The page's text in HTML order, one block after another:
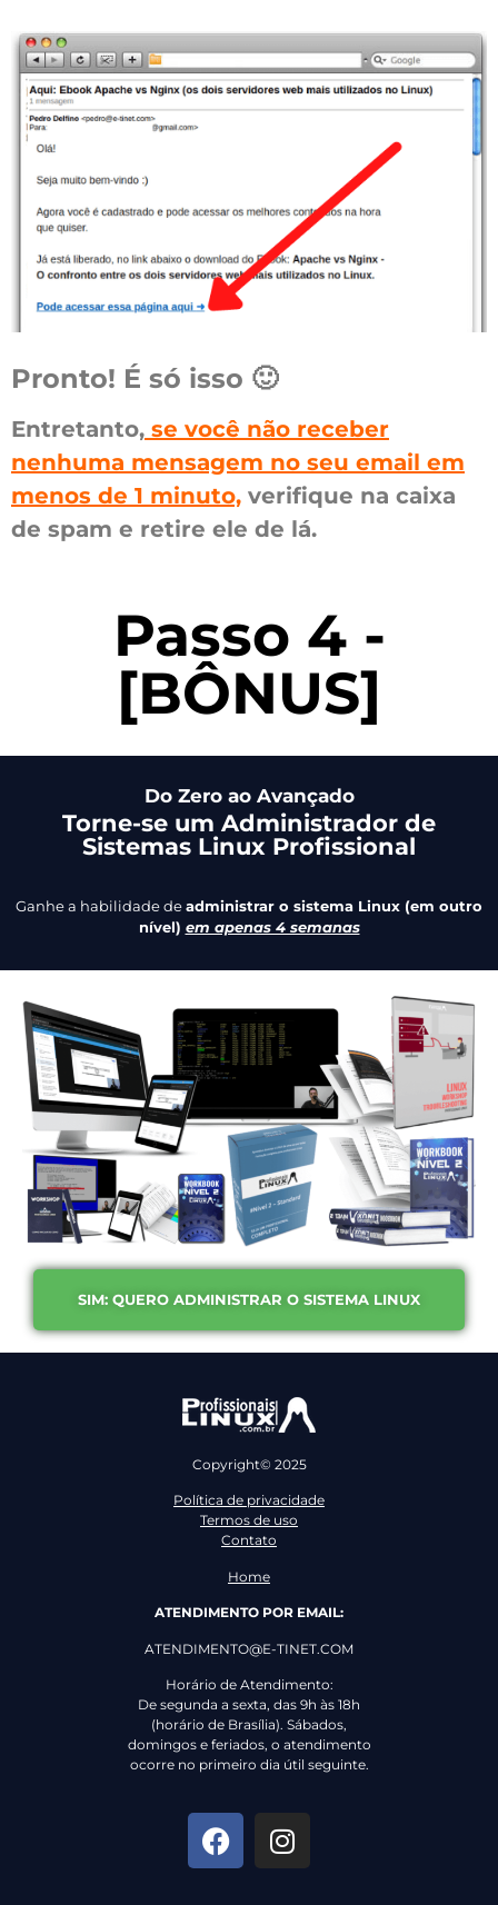
Pronto! É só isso 🙂
Entretanto, se você não receber
nenhuma mensagem no seu email em
menos de 1 minuto, verifique na caixa
de spam e retire ele de lá.
Passo 4 -
[BÔNUS]
Do Zero ao Avançado
Torne-se um Administrador de
Sistemas Linux Profissional
Ganhe a habilidade deadministrar o sistema Linux (em outro
nível) em apenas 4 semanas
SIM: QUERO ADMINISTRAR O SISTEMA LINUX
Copyright© 2025
Política de privacidade
Termos de uso
Contato
Home
ATENDIMENTO POR EMAIL:
ATENDIMENTO@E-TINET.COM
Horário de Atendimento:
De segunda a sexta, das 9h às 18h
(horário de Brasília). Sábados,
domingos e feriados, o atendimento
ocorre no primeiro dia útil seguinte.